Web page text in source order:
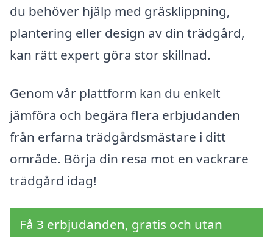
du behöver hjälp med gräsklippning,
plantering eller design av din trädgård,
kan rätt expert göra stor skillnad.
Genom vår plattform kan du enkelt
jämföra och begära flera erbjudanden
från erfarna trädgårdsmästare i ditt
område. Börja din resa mot en vackrare
trädgård idag!
Få 3 erbjudanden, gratis och utan